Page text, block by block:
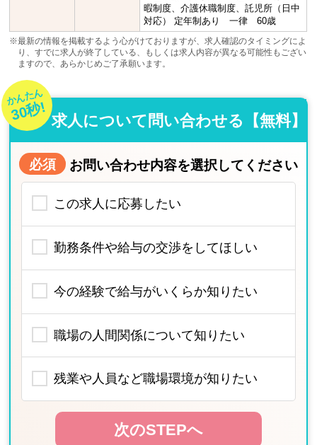
暇制度、介護休職制度、託児所（日中
対応） 定年制あり 一律 60歳
※最新の情報を掲載するよう心がけておりますが、求人確認のタイミングによ
り、すでに求人が終了している、もしくは求人内容が異なる可能性もござい
ますので、あらかじめご了承願います。
かんたん
30秒! 求人について問い合わせる【無料】
必須 お問い合わせ内容を選択してください
この求人に応募したい
勤務条件や給与の交渉をしてほしい
今の経験で給与がいくらか知りたい
職場の人間関係について知りたい
残業や人員など職場環境が知りたい